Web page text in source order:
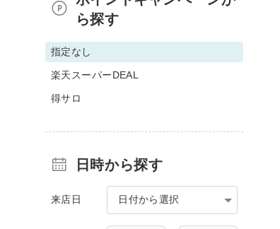
ら探す
指定なし
楽天スーパーDEAL
得サロ
日時から探す
来店日 日付から選択